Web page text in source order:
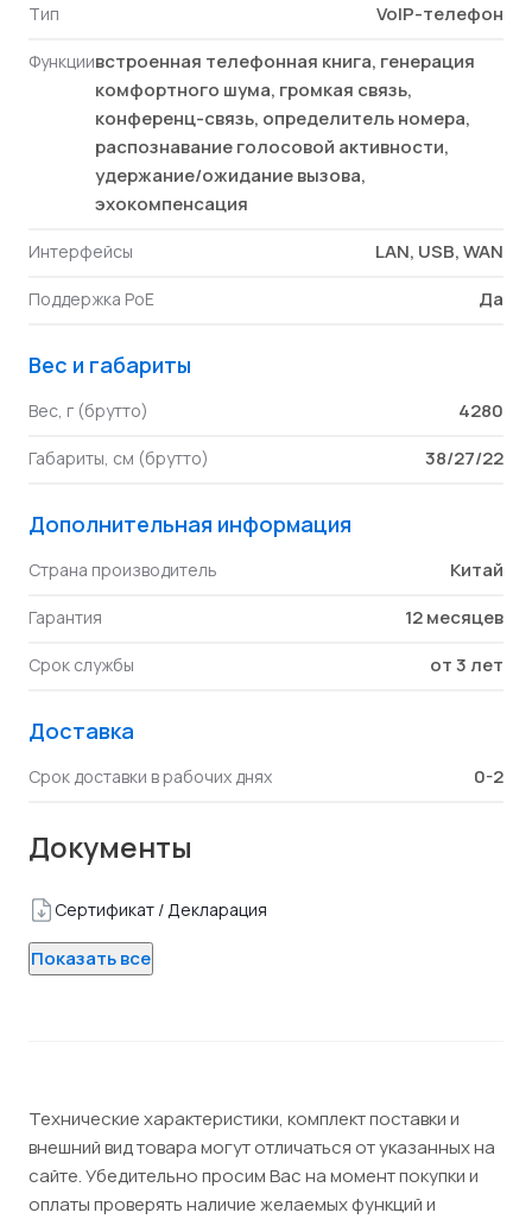
Тип VoIP-телефон
Функциивстроенная телефонная книга, генерация
комфортного шума, громкая связь,
конференц-связь, определитель номера,
распознавание голосовой активности,
удержание/ожидание вызова,
эхокомпенсация
Интерфейсы LAN, USB, WAN
Поддержка PoE Да
Вес и габариты
Вес, г (брутто) 4280
Габариты, см (брутто) 38/27/22
Дополнительная информация
Страна производитель Китай
Гарантия 12 месяцев
Срок службы от 3 лет
Доставка
Срок доставки в рабочих днях 0-2
Документы
Сертификат / Декларация
Показать все
Технические характеристики, комплект поставки и
внешний вид товара могут отличаться от указанных на
сайте. Убедительно просим Вас на момент покупки и
оплаты проверять наличие желаемых функций и